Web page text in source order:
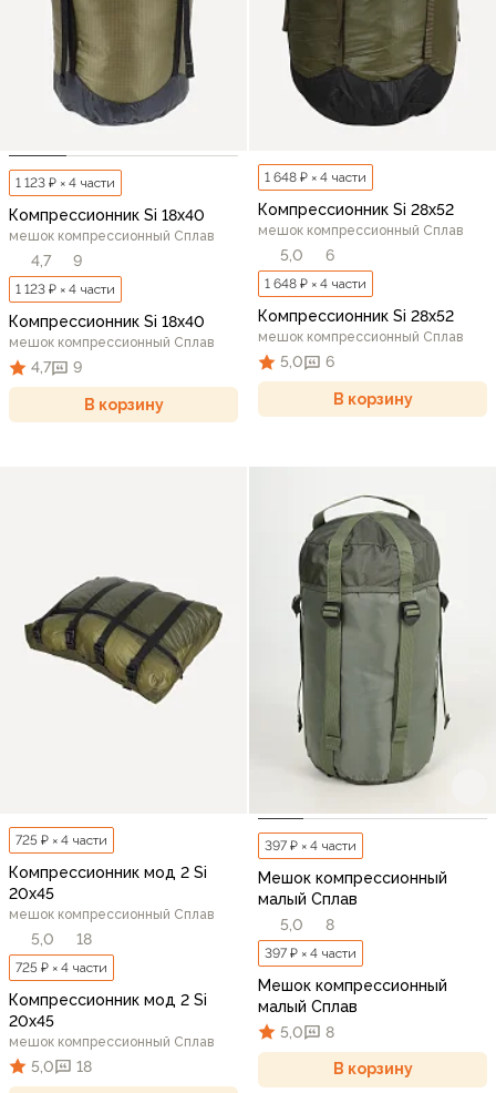
1 123 ₽ × 4 части
Компрессионник Si 18х40
мешок компрессионный Сплав
4,7 9
1 123 ₽ × 4 части
Компрессионник Si 18х40
мешок компрессионный Сплав
4,7 9
В корзину
1 648 ₽ × 4 части
Компрессионник Si 28х52
мешок компрессионный Сплав
5,0 6
1 648 ₽ × 4 части
Компрессионник Si 28х52
мешок компрессионный Сплав
5,0 6
В корзину
725 ₽ × 4 части
Компрессионник мод 2 Si
20х45
мешок компрессионный Сплав
5,0 18
725 ₽ × 4 части
Компрессионник мод 2 Si
20х45
мешок компрессионный Сплав
5,0 18
397 ₽ × 4 части
Мешок компрессионный
малый Сплав
5,0
8
397 ₽ × 4 части
Мешок компрессионный
малый Сплав
5,0
8
В корзину